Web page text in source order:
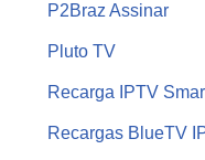
P2Braz Assinar
Pluto TV
Recarga IPTV
Recargas BlueTV